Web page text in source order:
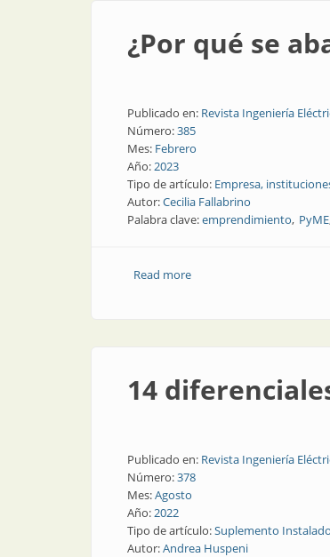
¿Por qué se
Publicado en: Revista Ingeniería
Número:385
Mes: Febrero
Año:2023
Tipo de artículo: Empresa,
Autor:Cecilia Fallabrino
Palabra clave:emprendimiento PyME
Read moreabout ¿Por qué se
14
Publicado en: Revista Ingeniería
Número:378
Mes:Agosto
Año:2022
Tipo de artículo:Suplemento
Autor:Andrea Huspeni